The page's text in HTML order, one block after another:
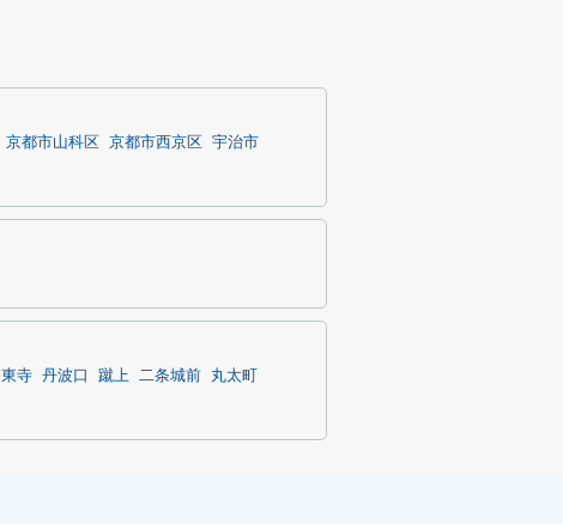
京都市山科区 京都市西京区
宇治市
東寺 丹波口 蹴上 二条城前
丸太町